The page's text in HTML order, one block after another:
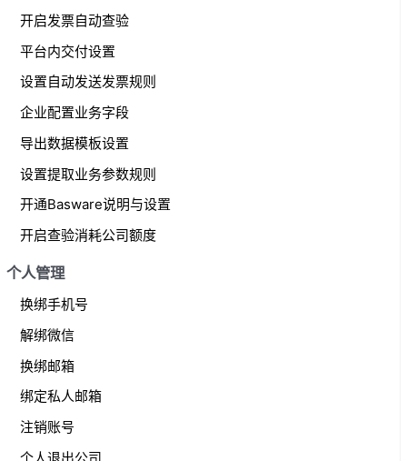
开启发票自动查验
平台内交付设置
设置自动发送发票规则
企业配置业务字段
导出数据模板设置
设置提取业务参数规则
开通Basware说明与设置
开启查验消耗公司额度
个人管理
换绑手机号
解绑微信
换绑邮箱
绑定私人邮箱
注销账号